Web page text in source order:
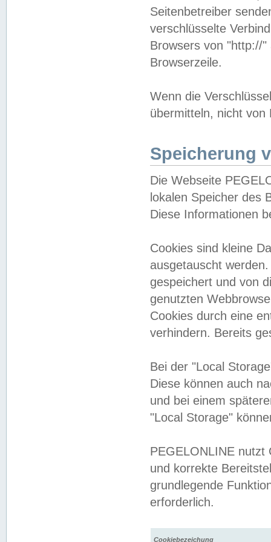
Seitenbetreiber
verschlüsselte
Browsers von "http://
Browserzeile.
Wenn die
übermitteln, nicht von
Speicherung
Die Webseite
lokalen Speicher des
Diese Informationen
Cookies sind kleine
ausgetauscht
gespeichert und von
genutzten
Cookies durch eine
verhindern. Bereits
Bei der "Local
Diese können auch
und bei einem
"Local Storage"
PEGELONLINE nutzt
und korrekte
grundlegende
erforderlich.
Cookiebezeichung